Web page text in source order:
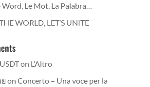
Word, Le Mot, La Palabra…
WORLD, LET’S UNITE
on L’Altro
on Concerto – Una voce per la